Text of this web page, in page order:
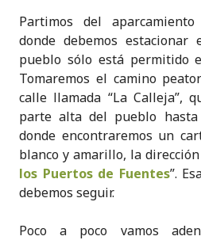
Partimos del
donde debemos
pueblo sólo está permitido
Tomaremos el camino
calle llamada “La Calleja”,
parte alta del pueblo
donde encontraremos un
blanco y amarillo, la
los Puertos de Fuentes”.
debemos seguir.
Poco a poco vamos